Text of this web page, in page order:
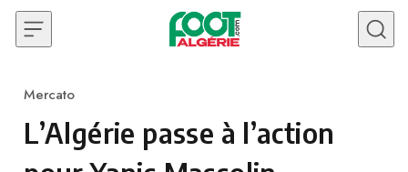
Skip to content
Category
Mercato
L’Algérie passe à l’action